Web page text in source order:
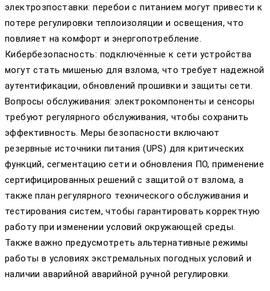
электрозпоставки: перебои с питанием могут привести к
потере регулировки теплоизоляции и освещения, что
повлияет на комфорт и энергопотребление.
Кибербезопасность: подключённые к сети устройства
могут стать мишенью для взлома, что требует надежной
аутентификации, обновлений прошивки и защиты сети.
Вопросы обслуживания: электрокомпоненты и сенсоры
требуют регулярного обслуживания, чтобы сохранить
эффективность. Меры безопасности включают
резервные источники питания (UPS) для критических
функций, сегментацию сети и обновления ПО, применение
сертифицированных решений с защитой от взлома, а
также план регулярного технического обслуживания и
тестирования систем, чтобы гарантировать корректную
работу при изменении условий окружающей среды.
Также важно предусмотреть альтернативные режимы
работы в условиях экстремальных погодных условий и
наличии аварийной аварийной ручной регулировки.